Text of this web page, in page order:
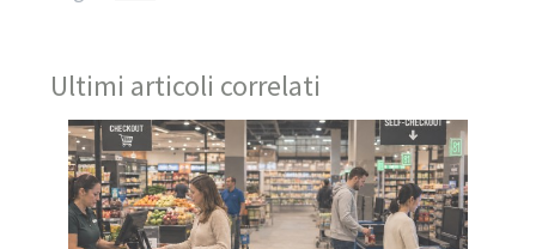
Ultimi articoli correlati